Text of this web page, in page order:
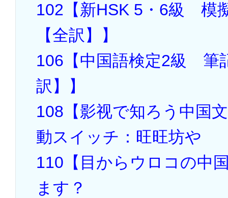
102【新HSK 5・6級 模
【全訳】】
106【中国語検定2級 筆
訳】】
108【影视で知ろう中国
動スイッチ：旺旺坊や
110【目からウロコの中
ます？